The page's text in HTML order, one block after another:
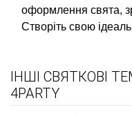
оформлення свята,
Створіть свою
ІНШІ СВЯТКОВІ
4PARTY